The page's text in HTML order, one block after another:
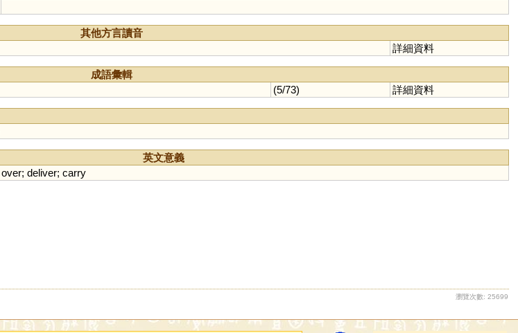
其他方言讀音
詳細資料
成語彙輯
(5/73) 詳細資料
英文意義
over; deliver; carry
瀏覽次數: 25699